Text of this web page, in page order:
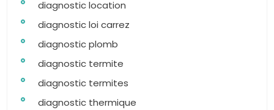
diagnostic location
diagnostic loi carrez
diagnostic plomb
diagnostic termite
diagnostic termites
diagnostic thermique